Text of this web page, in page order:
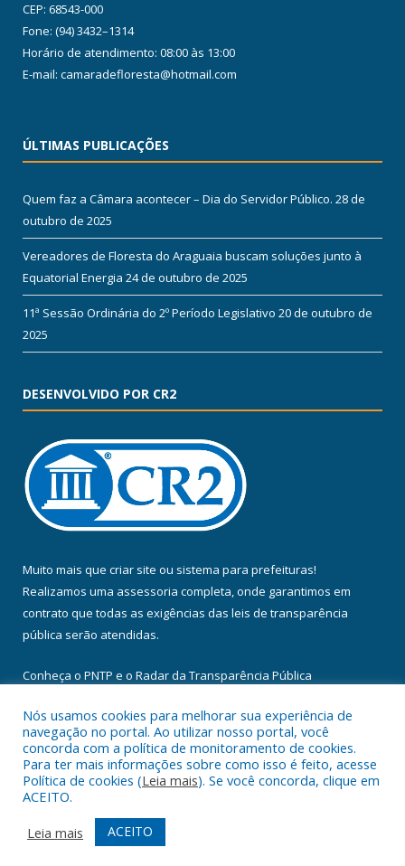
CEP: 68543-000
Fone: (94) 3432–1314
Horário de atendimento: 08:00 às 13:00
E-mail: camaradefloresta@hotmail.com
ÚLTIMAS PUBLICAÇÕES
Quem faz a Câmara acontecer – Dia do Servidor Público. 28 de
outubro de 2025
Vereadores de Floresta do Araguaia buscam soluções junto à
Equatorial Energia 24 de outubro de 2025
11ª Sessão Ordinária do 2º Período Legislativo 20 de outubro de
2025
DESENVOLVIDO POR CR2
Muito mais que criar site ou sistema para prefeituras!
Realizamos uma assessoria completa, onde garantimos em
contrato que todas as exigências das leis de transparência
pública serão atendidas.
Conheça o PNTP e o Radar da Transparência Pública
Todos os direitos reservados a Câmara Municipal de Floresta do
Araguaia.
Mapa do Site
Acessar Área Administrativa
Acessar Webmail
Nós usamos cookies para melhorar sua experiência de
navegação no portal. Ao utilizar nosso portal, você
concorda com a política de monitoramento de cookies.
Para ter mais informações sobre como isso é feito, acesse
Política de cookies (Leia mais). Se você concorda, clique em
ACEITO.
Leia mais
ACEITO